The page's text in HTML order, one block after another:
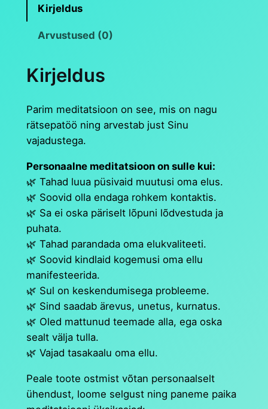
a
n
e
e
d
t
a
t
s
i
o
o
n
k
o
g
u
s
Kirjeldus
Arvustused (0)
Kirjeldus
Parim meditatsioon on see, mis on nagu
rätsepatöö ning arvestab just Sinu
vajadustega.
Personaalne meditatsioon on sulle kui:
🌿 Tahad luua püsivaid muutusi oma elus.
🌿 Soovid olla endaga rohkem kontaktis.
🌿 Sa ei oska päriselt lõpuni lõdvestuda ja
puhata.
🌿 Tahad parandada oma elukvaliteeti.
🌿 Soovid kindlaid kogemusi oma ellu
manifesteerida.
🌿 Sul on keskendumisega probleeme.
🌿 Sind saadab ärevus, unetus, kurnatus.
🌿 Oled mattunud teemade alla, ega oska
sealt välja tulla.
🌿 Vajad tasakaalu oma ellu.
Peale toote ostmist võtan personaalselt
ühendust, loome selgust ning paneme paika